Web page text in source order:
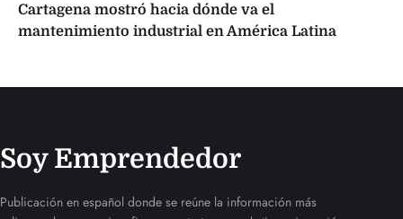
Cartagena mostró hacia dónde va el
mantenimiento industrial en América Latina
Soy Emprendedor
Publicación en español donde se reúne la información más